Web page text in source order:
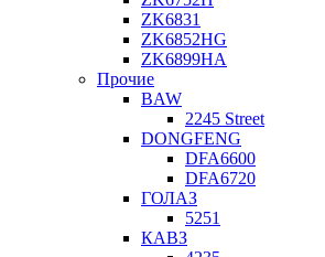
ZK6831
ZK6852HG
ZK6899HA
Прочие
BAW
2245 Street
DONGFENG
DFA6600
DFA6720
ГОЛАЗ
5251
КАВЗ